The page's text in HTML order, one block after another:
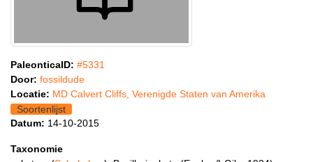
PaleonticaID: #5331
Door: fossildude
Locatie: MD Calvert Cliffs, Verenigde Staten van Amerika
Soortenlijst
Datum: 14-10-2015
Taxonomie